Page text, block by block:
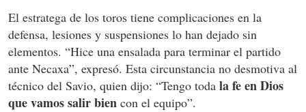
El estratega de los toros tiene complicaciones en la
defensa, lesiones y suspensiones lo han dejado sin
elementos. “Hice una ensalada para terminar el partido
ante Necaxa”, expresó. Esta circunstancia no desmotiva al
técnico del Savio, quien dijo: “Tengo toda la fe en Dios
que vamos salir bien con el equipo”.